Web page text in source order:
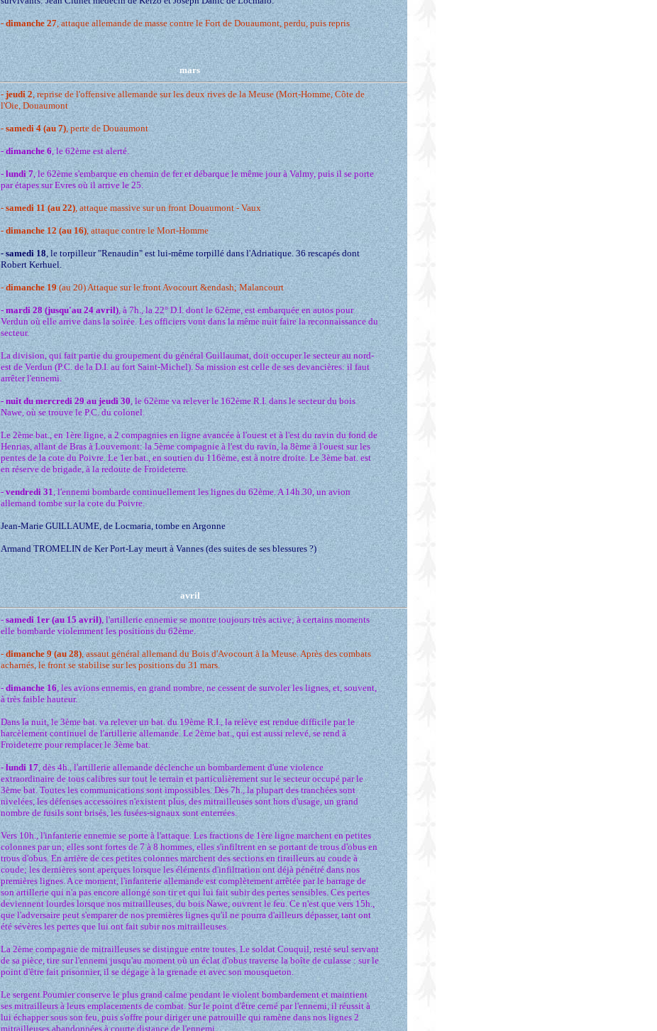
-dimanche 27, attaque allemande de masse contre le Fort de Douaumont, perdu, puis repris
mars
-jeudi 2 , reprise de l'offensive allemande sur les deux rives de la Meuse (Mort-Homme, Côte de
l'Oie, Douaumont
- samedi 4 (au 7) , perte de Douaumont
-dimanche 6, le 62ème est alerté.
- lundi 7 , le 62ème s'embarque en chemin de fer et débarque le même jour à Valmy, puis il se porte
par étapes sur Evres où il arrive le 25.
-samedi 11 (au 22) , attaque massive sur un front Douaumont - Vaux
-dimanche 12 (au 16) , attaque contre le Mort-Homme
- samedi 18 , le torpilleur "Renaudin" est lui-même torpillé dans l'Adriatique. 36 rescapés dont
Robert Kerhuel.
-dimanche 19(au 20) Attaque sur le front Avocourt &endash; Malancourt
- mardi 28 (jusqu'au 24 avril), à 7h., la 22° D.I. dont le 62ème, est embarquée en autos pour
Verdun où elle arrive dans la soirée. Les officiers vont dans la même nuit faire la reconnaissance du
secteur.
La division, qui fait partie du groupement du général Guillaumat, doit occuper le secteur au nord-
est de Verdun (P.C. de la D.I. au fort Saint-Michel). Sa mission est celle de ses devancières: il faut
arrêter l'ennemi.
- nuit du mercredi 29 au jeudi 30, le 62ème va relever le 162ème R.I. dans le secteur du bois
Nawe, où se trouve le P.C. du colonel.
Le 2ème bat., en 1ère ligne, a 2 compagnies en ligne avancée à l'ouest et à l'est du ravin du fond de
Henrias, allant de Bras à Louvemont: la 5ème compagnie à l'est du ravin, la 8ème à l'ouest sur les
pentes de la cote du Poivre. Le 1er bat., en soutien du 116ème, est à notre droite. Le 3ème bat. est
en réserve de brigade, à la redoute de Froideterre.
-vendredi 31, l'ennemi bombarde continuellement les lignes du 62ème. A 14h.30, un avion
allemand tombe sur la cote du Poivre.
Jean-Marie GUILLAUME, de Locmaria, tombe en Argonne
Armand TROMELIN de Ker Port-Lay meurt à Vannes (des suites de ses blessures ?)
avril
-samedi 1er (au 15 avril), l'artillerie ennemie se montre toujours très active; à certains moments
elle bombarde violemment les positions du 62ème.
- dimanche 9 (au 28), assaut général allemand du Bois d'Avocourt à la Meuse. Après des combats
acharnés, le front se stabilise sur les positions du 31 mars.
-dimanche 16 , les avions ennemis, en grand nombre, ne cessent de survoler les lignes, et, souvent,
à très faible hauteur.
Dans la nuit, le 3ème bat. va relever un bat. du 19ème R.I., la relève est rendue difficile par le
harcèlement continuel de l'artillerie allemande. Le 2ème bat., qui est aussi relevé, se rend à
Froideterre pour remplacer le 3ème bat.
- lundi 17, dès 4h., l'artillerie allemande déclenche un bombardement d'une violence
extraordinaire de tous calibres sur tout le terrain et particulièrement sur le secteur occupé par le
3ème bat. Toutes les communications sont impossibles. Dès 7h., la plupart des tranchées sont
nivelées, les défenses accessoires n'existent plus, des mitrailleuses sont hors d'usage, un grand
nombre de fusils sont brisés, les fusées-signaux sont enterrées.
Vers 10h., l'infanterie ennemie se porte à l'attaque. Les fractions de 1ère ligne marchent en petites
colonnes par un; elles sont fortes de 7 à 8 hommes, elles s'infiltrent en se portant de trous d'obus en
trous d'obus. En arrière de ces petites colonnes marchent des sections en tirailleurs au coude à
coude; les dernières sont aperçues lorsque les éléments d'infiltration ont déjà pénétré dans nos
premières lignes. A ce moment, l'infanterie allemande est complètement arrêtée par le barrage de
son artillerie qui n'a pas encore allongé son tir et qui lui fait subir des pertes sensibles. Ces pertes
deviennent lourdes lorsque nos mitrailleuses, du bois Nawe, ouvrent le feu. Ce n'est que vers 15h.,
que l'adversaire peut s'emparer de nos premières lignes qu'il ne pourra d'ailleurs dépasser, tant ont
été sévères les pertes que lui ont fait subir nos mitrailleuses.
La 2ème compagnie de mitrailleuses se distingue entre toutes. Le soldat Couquil, resté seul servant
de sa pièce, tire sur l'ennemi jusqu'au moment où un éclat d'obus traverse la boîte de culasse : sur le
point d'être fait prisonnier, il se dégage à la grenade et avec son mousqueton.
Le sergent Poumier conserve le plus grand calme pendant le violent bombardement et maintient
ses mitrailleurs à leurs emplacements de combat. Sur le point d'être cerné par l'ennemi, il réussit à
lui échapper sous son feu, puis s'offre pour diriger une patrouille qui ramène dans nos lignes 2
mitrailleuses abandonnées à courte distance de l'ennemi.